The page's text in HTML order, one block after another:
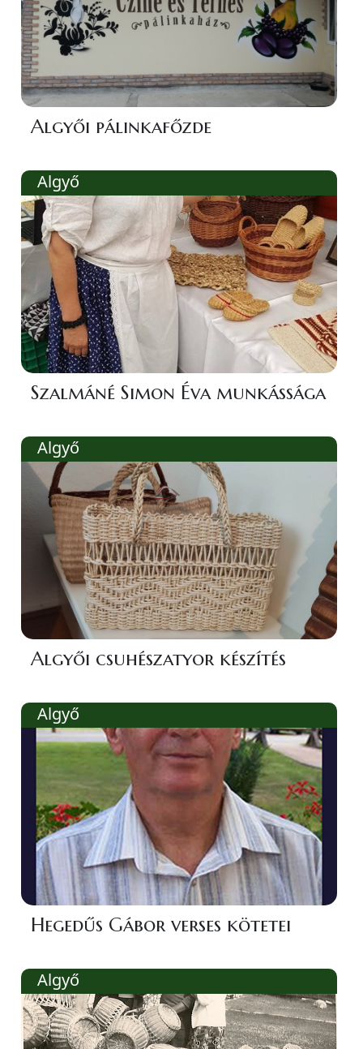
Algyői pálinkafőzde
Algyő
Szalmáné Simon Éva munkássága
Algyő
Algyői csuhészatyor készítés
Algyő
Hegedűs Gábor verses kötetei
Algyő